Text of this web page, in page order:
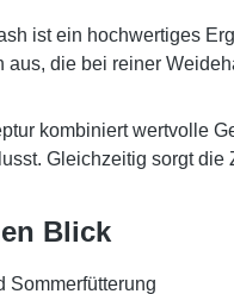
ist ein hochwertiges
aus, die bei reiner
kombiniert wertvolle
Gleichzeitig sorgt
Blick
Sommerfütterung